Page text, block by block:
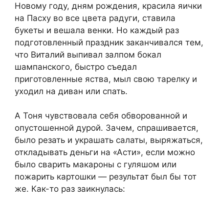
Новому году, дням рождения, красила яички
на Пасху во все цвета радуги, ставила
букеты и вешала венки. Но каждый раз
подготовленный праздник заканчивался тем,
что Виталий выпивал залпом бокал
шампанского, быстро съедал
приготовленные яства, мыл свою тарелку и
уходил на диван или спать.
А Тоня чувствовала себя обворованной и
опустошенной дyрой. Зачем, спрашивается,
было рeзать и украшать салаты, выряжаться,
откладывать деньги на «Асти», если можно
было сварить макароны с гуляшом или
пожарить картошки — результат был бы тот
же. Как-то раз заикнулась: